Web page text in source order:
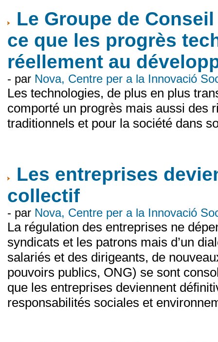
Le Groupe de
ce que les progrès
réellement au
- par Nova, Centre per a la Innovació
Les technologies, de plus en plus
comporté un progrès mais aussi des
traditionnels et pour la société dans
Les entreprises
collectif
- par Nova, Centre per a la Innovació
La régulation des entreprises ne
syndicats et les patrons mais d’un
salariés et des dirigeants, de
pouvoirs publics, ONG) se sont
que les entreprises deviennent
responsabilités sociales et